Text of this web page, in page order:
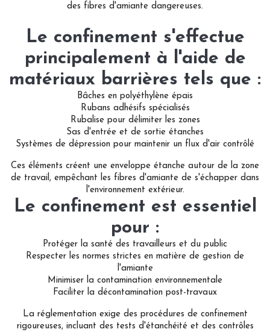
des fibres d'amiante dangereuses.
Le confinement s'effectue
principalement à l'aide de
matériaux barrières tels que :
Bâches en polyéthylène épais
Rubans adhésifs spécialisés
Rubalise pour délimiter les zones
Sas d'entrée et de sortie étanches
Systèmes de dépression pour maintenir un flux d'air contrôlé
Ces éléments créent une enveloppe étanche autour de la zone
de travail, empêchant les fibres d'amiante de s'échapper dans
l'environnement extérieur.
Le confinement est essentiel
pour :
Protéger la santé des travailleurs et du public
Respecter les normes strictes en matière de gestion de
l'amiante
Minimiser la contamination environnementale
Faciliter la décontamination post-travaux
La réglementation exige des procédures de confinement
rigoureuses, incluant des tests d'étanchéité et des contrôles